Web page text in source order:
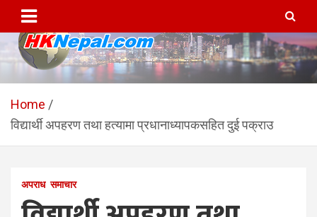
content
HKNepal.com – हङकङबाट
सञ्चालित पहिलो नेपाली अनलाईन
पत्रिका
hknepal, hknepal.com, hk nepal, hk nepal com
Home
विद्यार्थी अपहरण तथा हत्यामा प्रधानाध्यापकसहित दुई पक्राउ
अपराध समाचार